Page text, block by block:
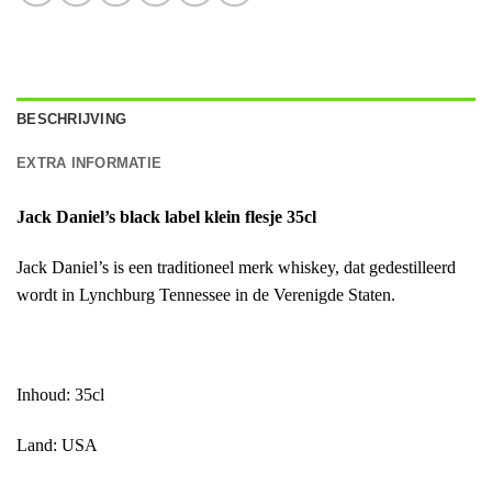
BESCHRIJVING
EXTRA INFORMATIE
Jack Daniel’s black label klein flesje 35cl
Jack Daniel’s is een traditioneel merk whiskey, dat gedestilleerd
wordt in Lynchburg Tennessee in de Verenigde Staten.
Inhoud: 35cl
Land: USA